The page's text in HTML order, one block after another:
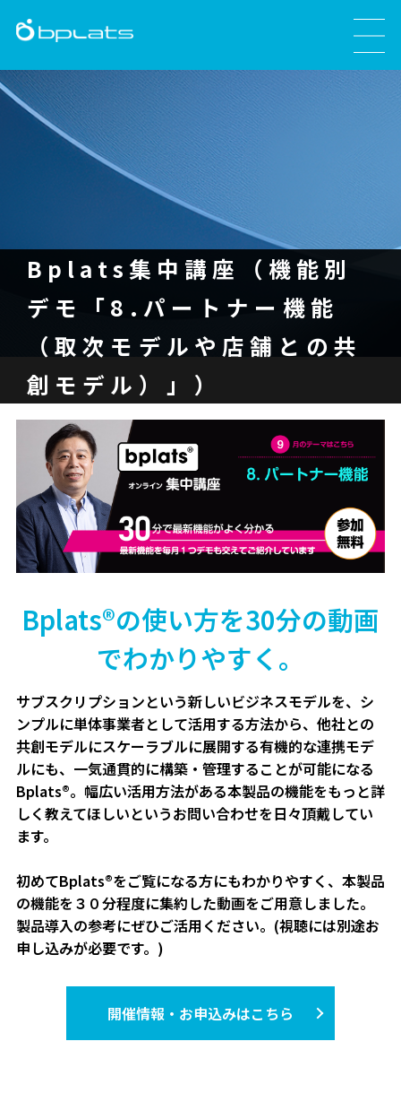
Bplats集中講座（機能別
デモ「8.パートナー機能
（取次モデルや店舗との共
創モデル）」）
Bplats®の使い方を30分の動画
でわかりやすく。
サブスクリプションという新しいビジネスモデルを、シ
ンプルに単体事業者として活用する方法から、他社との
共創モデルにスケーラブルに展開する有機的な連携モデ
ルにも、一気通貫的に構築・管理することが可能になる
Bplats®。幅広い活用方法がある本製品の機能をもっと詳
しく教えてほしいというお問い合わせを日々頂戴してい
ます。
初めてBplats®をご覧になる方にもわかりやすく、本製品
の機能を３０分程度に集約した動画をご用意しました。
製品導入の参考にぜひご活用ください。(視聴には別途お
申し込みが必要です。)
開催情報・お申込みはこちら